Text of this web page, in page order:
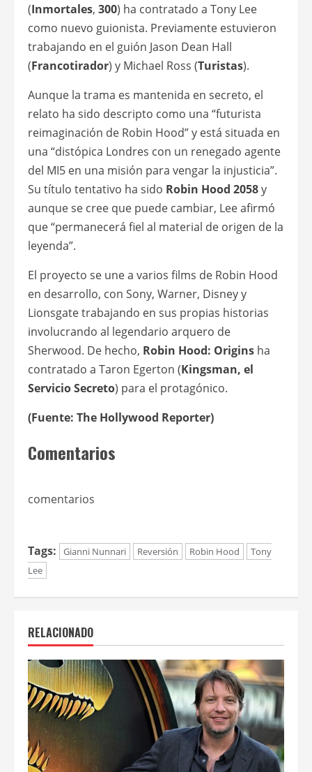
(Inmortales, 300) ha contratado a Tony Lee
como nuevo guionista. Previamente estuvieron
trabajando en el guión Jason Dean Hall
(Francotirador) y Michael Ross (Turistas).
Aunque la trama es mantenida en secreto, el
relato ha sido descripto como una “futurista
reimaginación de Robin Hood” y está situada en
una “distópica Londres con un renegado agente
del MI5 en una misión para vengar la injusticia”.
Su título tentativo ha sido Robin Hood 2058y
aunque se cree que puede cambiar, Lee afirmó
que “permanecerá fiel al material de origen de la
leyenda”.
El proyecto se une a varios films de Robin Hood
en desarrollo, con Sony, Warner, Disney y
Lionsgate trabajando en sus propias historias
involucrando al legendario arquero de
Sherwood. De hecho, Robin Hood: Origins ha
contratado a Taron Egerton (Kingsman, el
Servicio Secreto) para el protagónico.
(Fuente: The Hollywood Reporter)
Comentarios
comentarios
Tags: Gianni Nunnari Reversión Robin Hood
Tony
Lee
RELACIONADO